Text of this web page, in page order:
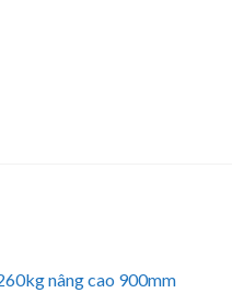
nâng cao 900mm